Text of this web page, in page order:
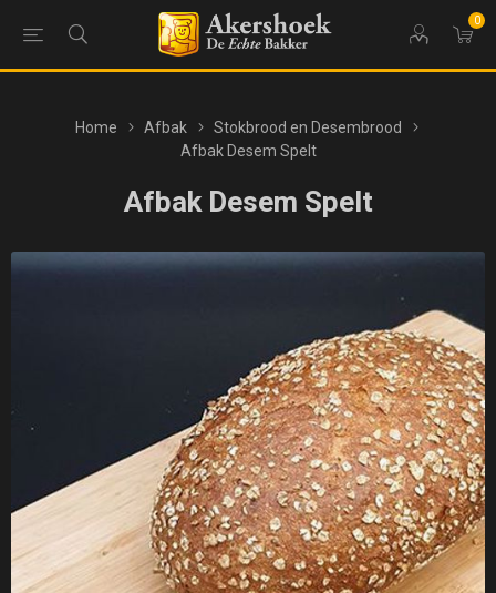
0
Home Afbak
Stokbrood en Desembrood
Afbak Desem Spelt
Afbak Desem Spelt